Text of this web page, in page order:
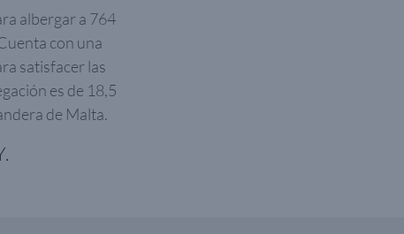
albergar a 764
con una
satisfacer las
es de 18,5
de Malta.